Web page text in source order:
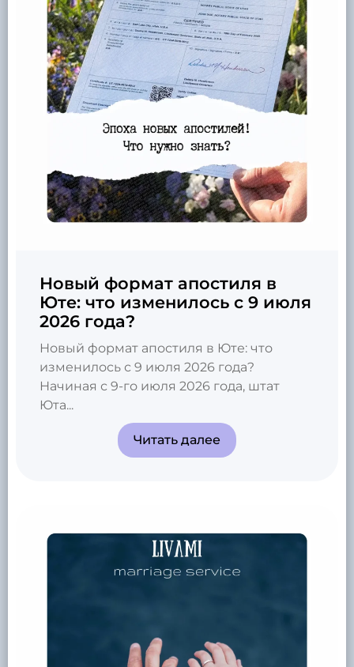
Новый формат апостиля в
Юте: что изменилось с 9 июля
2026 года?
Новый формат апостиля в Юте: что
изменилось с 9 июля 2026 года?
Начиная с 9-го июля 2026 года, штат
Юта...
Читать далее